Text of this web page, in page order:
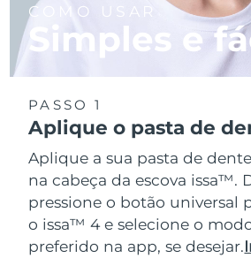
COMO USAR
Simples e
PASSO 1
Aplique o pasta de
Aplique a sua pasta de
na cabeça da escova issa™.
pressione o botão universal
o issa™ 4 e selecione o
preferido na app, se desejar.